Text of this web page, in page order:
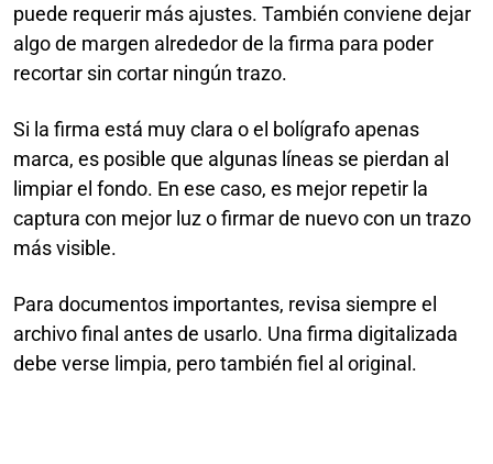
puede requerir más ajustes. También conviene dejar
algo de margen alrededor de la firma para poder
recortar sin cortar ningún trazo.
Si la firma está muy clara o el bolígrafo apenas
marca, es posible que algunas líneas se pierdan al
limpiar el fondo. En ese caso, es mejor repetir la
captura con mejor luz o firmar de nuevo con un trazo
más visible.
Para documentos importantes, revisa siempre el
archivo final antes de usarlo. Una firma digitalizada
debe verse limpia, pero también fiel al original.